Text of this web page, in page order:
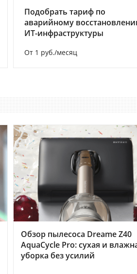
Подобрать тариф по
аварийному
ИТ-инфраструктуры
От 1 руб./месяц
Обзор пылесоса Dreame Z40
AquaCycle Pro: сухая и
уборка без усилий